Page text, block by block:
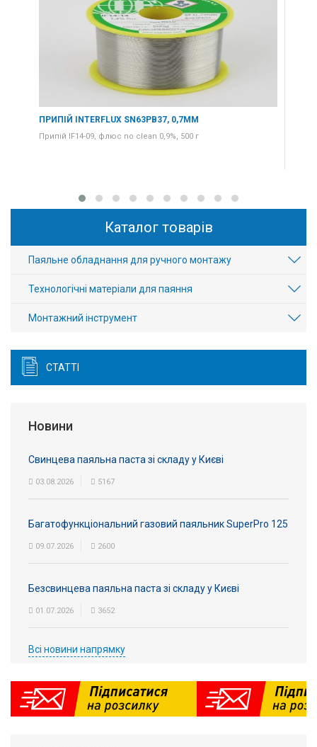
ПРИПІЙ INTERFLUX SN63PB37, 0,7ММ
Припій IF14-09, флюс no clean 0,9%, 500 г
Каталог товарів
Паяльне обладнання для ручного монтажу
Технологічні матеріали для паяння
Монтажний інструмент
СТАТТІ
Новини
Свинцева паяльна паста зі складу у Києві
03.08.2026 5167
Багатофункціональний газовий паяльник SuperPro 125
09.07.2026 2600
Безсвинцева паяльна паста зі складу у Києві
01.07.2026 3652
Всі новини напрямку